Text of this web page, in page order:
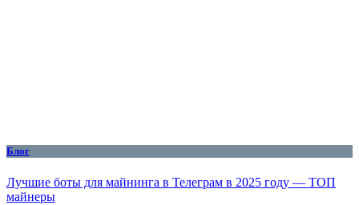
Блог
Лучшие боты для майнинга в Телеграм в 2025 году — ТОП
майнеры